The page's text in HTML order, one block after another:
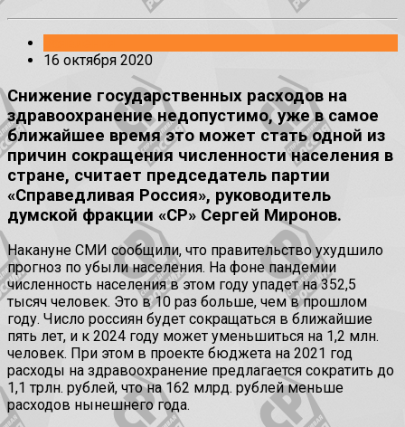
16 октября 2020
Снижение государственных расходов на
здравоохранение недопустимо, уже в самое
ближайшее время это может стать одной из
причин сокращения численности населения в
стране, считает председатель партии
«Справедливая Россия», руководитель
думской фракции «СР» Сергей Миронов.
Накануне СМИ сообщили, что правительство ухудшило
прогноз по убыли населения. На фоне пандемии
численность населения в этом году упадет на 352,5
тысяч человек. Это в 10 раз больше, чем в прошлом
году. Число россиян будет сокращаться в ближайшие
пять лет, и к 2024 году может уменьшиться на 1,2 млн.
человек. При этом в проекте бюджета на 2021 год
расходы на здравоохранение предлагается сократить до
1,1 трлн. рублей, что на 162 млрд. рублей меньше
расходов нынешнего года.